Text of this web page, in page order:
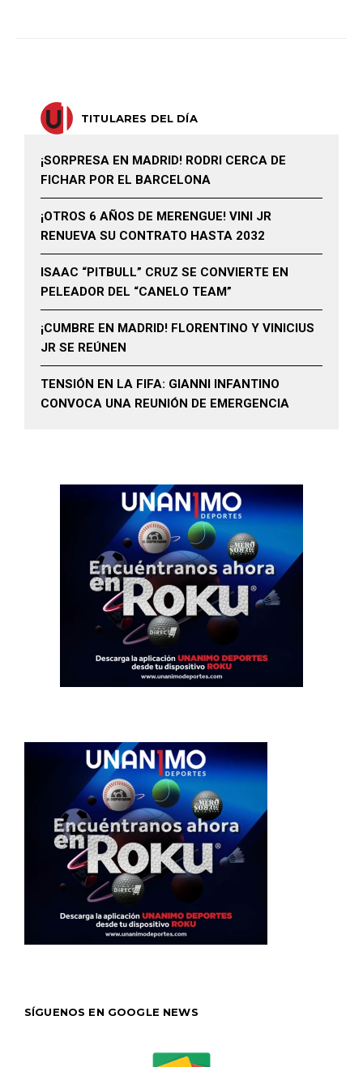
TITULARES DEL DÍA
¡SORPRESA EN MADRID! RODRI CERCA DE
FICHAR POR EL BARCELONA
¡OTROS 6 AÑOS DE MERENGUE! VINI JR
RENUEVA SU CONTRATO HASTA 2032
ISAAC “PITBULL” CRUZ SE CONVIERTE EN
PELEADOR DEL “CANELO TEAM”
¡CUMBRE EN MADRID! FLORENTINO Y VINICIUS
JR SE REÚNEN
TENSIÓN EN LA FIFA: GIANNI INFANTINO
CONVOCA UNA REUNIÓN DE EMERGENCIA
SÍGUENOS EN GOOGLE NEWS